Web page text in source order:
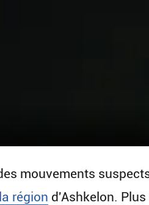
mouvements
la région d'Ashkelon.